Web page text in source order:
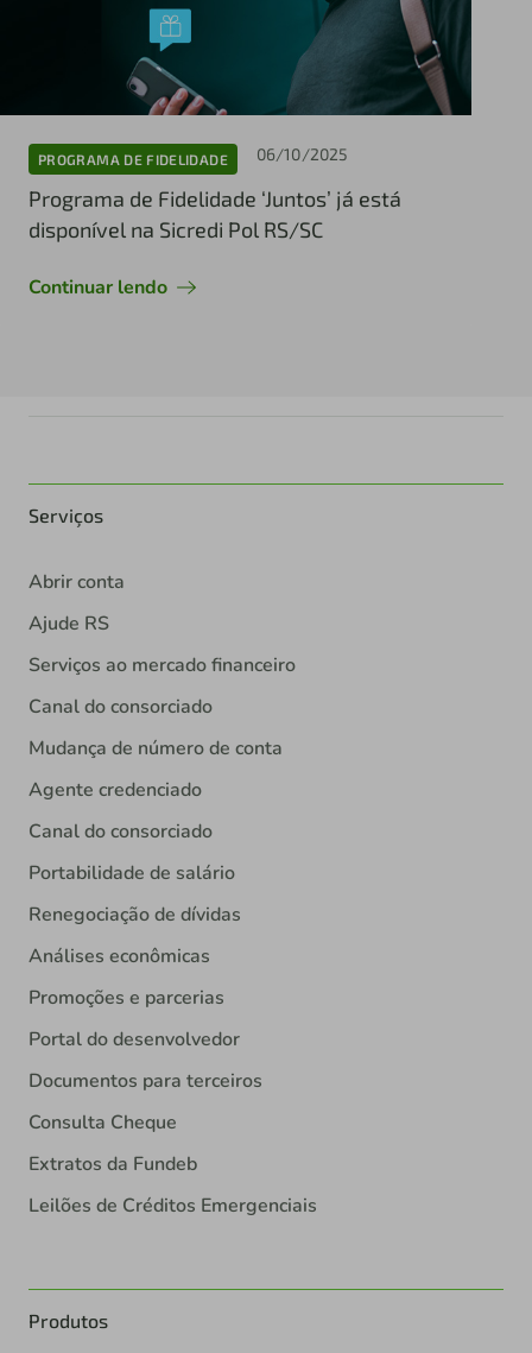
PROGRAMA DE FIDELIDADE 06/10/2025
Programa de Fidelidade ‘Juntos’ já está
disponível na Sicredi Pol RS/SC
Continuar lendo
Serviços
Abrir conta
Ajude RS
Serviços ao mercado financeiro
Canal do consorciado
Mudança de número de conta
Agente credenciado
Canal do consorciado
Portabilidade de salário
Renegociação de dívidas
Análises econômicas
Promoções e parcerias
Portal do desenvolvedor
Documentos para terceiros
Consulta Cheque
Extratos da Fundeb
Leilões de Créditos Emergenciais
Produtos